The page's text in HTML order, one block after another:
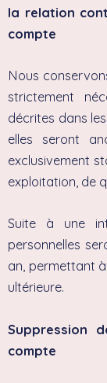
la relation
compte
Nous
strictement
décrites dans
elles seront
exclusivement
exploitation, de
Suite à une
personnelles
an, permettant
ultérieure.
Suppression
compte